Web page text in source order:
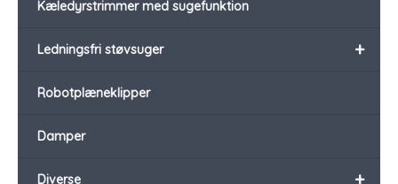
Kæledyrstrimmer med sugefunktion
+
Ledningsfri støvsuger
Robotplæneklipper
Damper
+
Diverse